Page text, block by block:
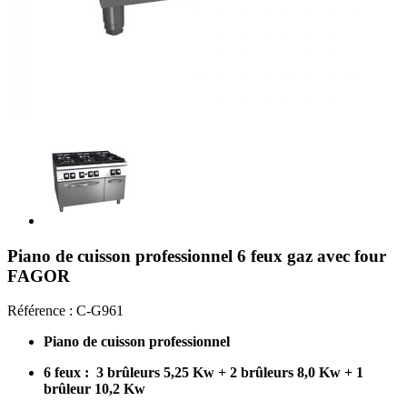
Piano de cuisson professionnel 6 feux gaz avec four
FAGOR
Référence : C-G961
Piano de cuisson professionnel
6 feux : 3 brûleurs 5,25 Kw + 2 brûleurs 8,0 Kw + 1
brûleur 10,2 Kw